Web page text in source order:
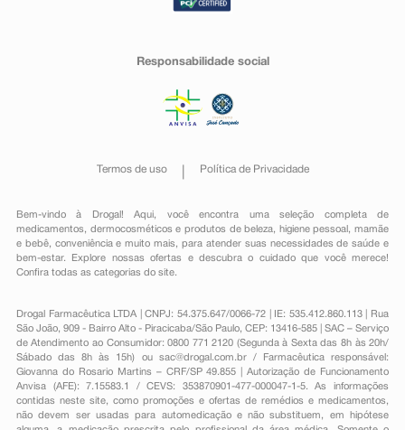
Responsabilidade social
Termos de uso Política de Privacidade
Bem-vindo à Drogal! Aqui, você encontra uma seleção completa de
medicamentos , dermocosméticos e produtos de beleza, higiene pessoal ,mamãe
e bebê, conveniênciae muito mais, para atender suas necessidades de saúde e
bem-estar. Explore nossas ofertas e descubra o cuidado que você merece!
Confira todas as categorias do site.
Drogal Farmacêutica LTDA | CNPJ: 54.375.647/0066-72 | IE: 535.412.860.113 | Rua
São João, 909 - Bairro Alto - Piracicaba/São Paulo, CEP: 13416-585 | SAC – Serviço
de Atendimento ao Consumidor: 0800 771 2120 (Segunda à Sexta das 8h às 20h/
Sábado das 8h às 15h) ou sac@drogal.com.br/ Farmacêutica responsável:
Giovanna do Rosario Martins – CRF/SP 49.855 | Autorização de Funcionamento
Anvisa (AFE): 7.15583.1 / CEVS: 353870901-477-000047-1-5. As informações
contidas neste site, como promoções e ofertas de remédios e medicamentos,
não devem ser usadas para automedicação e não substituem, em hipótese